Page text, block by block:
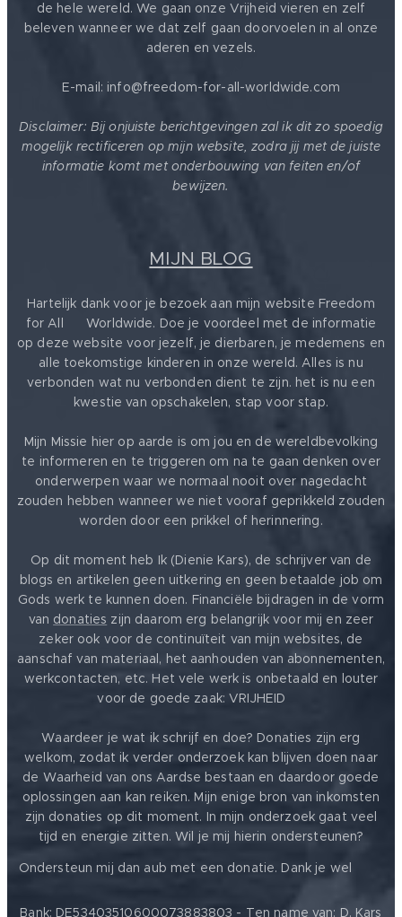
de hele wereld. We gaan onze Vrijheid vieren en zelf
beleven wanneer we dat zelf gaan doorvoelen in al onze
aderen en vezels.
E-mail: info@freedom-for-all-worldwide.com
Disclaimer: Bij onjuiste berichtgevingen zal ik dit zo spoedig
mogelijk rectificeren op mijn website, zodra jij met de juiste
informatie komt met onderbouwing van feiten en/of
bewijzen.
MIJN BLOG
Hartelijk dank voor je bezoek aan mijn website Freedom
for All ❤️ Worldwide. Doe je voordeel met de informatie
op deze website voor jezelf, je dierbaren, je medemens en
alle toekomstige kinderen in onze wereld. Alles is nu
verbonden wat nu verbonden dient te zijn. het is nu een
kwestie van opschakelen, stap voor stap.
Mijn Missie hier op aarde is om jou en de wereldbevolking
te informeren en te triggeren om na te gaan denken over
onderwerpen waar we normaal nooit over nagedacht
zouden hebben wanneer we niet vooraf geprikkeld zouden
worden door een prikkel of herinnering.
Op dit moment heb Ik (Dienie Kars), de schrijver van de
blogs en artikelen geen uitkering en geen betaalde job om
Gods werk te kunnen doen. Financiële bijdragen in de vorm
van donaties zijn daarom erg belangrijk voor mij en zeer
zeker ook voor de continuïteit van mijn websites, de
aanschaf van materiaal, het aanhouden van abonnementen,
werkcontacten, etc. Het vele werk is onbetaald en louter
voor de goede zaak: VRIJHEID ❤️
Waardeer je wat ik schrijf en doe? Donaties zijn erg
welkom, zodat ik verder onderzoek kan blijven doen naar
de Waarheid van ons Aardse bestaan en daardoor goede
oplossingen aan kan reiken. Mijn enige bron van inkomsten
zijn donaties op dit moment. In mijn onderzoek gaat veel
tijd en energie zitten. Wil je mij hierin ondersteunen?
Ondersteun mij dan aub met een donatie. Dank je wel
Bank: DE53403510600073883803 - Ten name van: D. Kars